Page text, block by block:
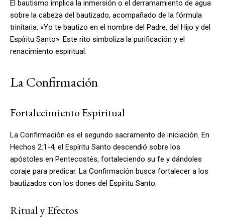
El bautismo implica la inmersión o el derramamiento de agua
sobre la cabeza del bautizado, acompañado de la fórmula
trinitaria: «Yo te bautizo en el nombre del Padre, del Hijo y del
Espíritu Santo». Este rito simboliza la purificación y el
renacimiento espiritual.
La Confirmación
Fortalecimiento Espiritual
La Confirmación es el segundo sacramento de iniciación. En
Hechos 2:1-4, el Espíritu Santo descendió sobre los
apóstoles en Pentecostés, fortaleciendo su fe y dándoles
coraje para predicar. La Confirmación busca fortalecer a los
bautizados con los dones del Espíritu Santo.
Ritual y Efectos